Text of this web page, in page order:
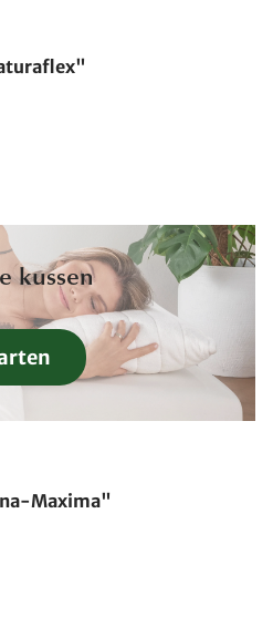
kussen
Maxima"